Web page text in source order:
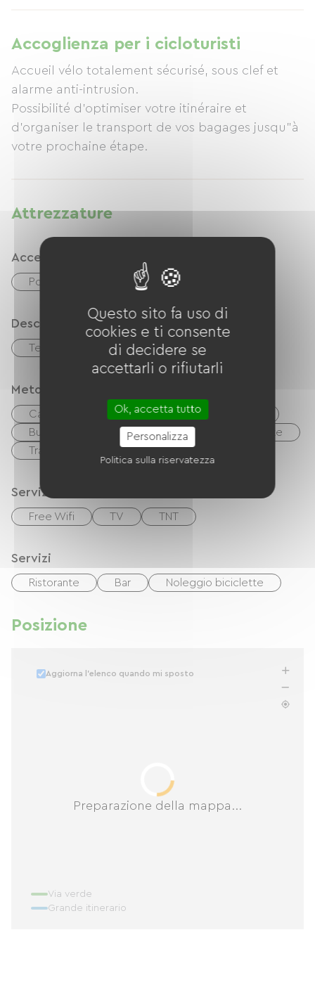
Accoglienza per i cicloturisti
Accueil vélo totalement sécurisé, sous clef et
alarme anti-intrusion.
Possibilité d'optimiser votre itinéraire et
d'organiser le transport de vos bagages jusqu"à
votre prochaine étape.
Attrezzature
Accessibilità
Posto auto adeguato
Descrizione
Terrazzo
Metodi di pagamento
Carta di credito Controlli
Buoni vacanza (ANCV)
Biglietti del ristorante
Trasferimento
Servizi
Free Wifi TV TNT
Servizi
Ristorante Bar Noleggio biciclette
Posizione
Preparazione della mappa...
Aggiorna l'elenco quando mi sposto
Via verde
Grande itinerario
Questo sito fa uso di
cookies e ti consente
di decidere se
accettarli o rifiutarli
Ok, accetta tutto
Personalizza
Politica sulla riservatezza